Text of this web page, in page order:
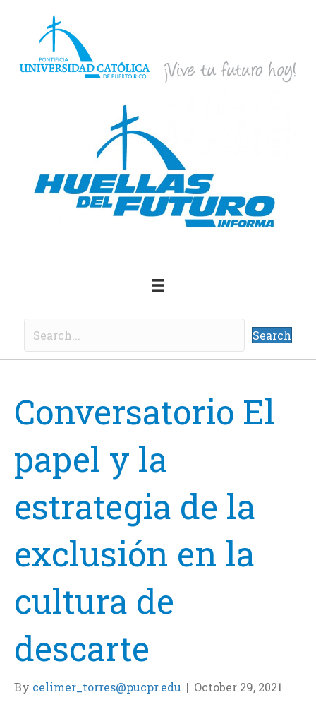
Search
Conversatorio El
papel y la
estrategia de la
exclusión en la
cultura de
descarte
By celimer_torres@pucpr.edu | October 29, 2021